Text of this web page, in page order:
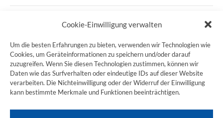
Cookie-Einwilligung verwalten
Um die besten Erfahrungen zu bieten, verwenden wir Technologien wie
Cookies, um Geräteinformationen zu speichern und/oder darauf
zuzugreifen. Wenn Sie diesen Technologien zustimmen, können wir
Daten wie das Surfverhalten oder eindeutige IDs auf dieser Website
verarbeiten. Die Nichteinwilligung oder der Widerruf der Einwilligung
kann bestimmte Merkmale und Funktionen beeinträchtigen.
(SWP) Werktagspilgern Schweigend um die Alster
ZUM JAKOBSWEG SHOP